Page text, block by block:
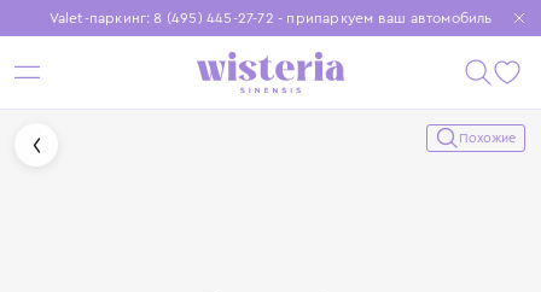
Valet-паркинг: 8 (495) 445-27-72 - припаркуем ваш автомобиль
Бесплатная доставка при заказе от 15 000 ₽
Установите приложение, чтобы покупки были еще удобнее
Похожие